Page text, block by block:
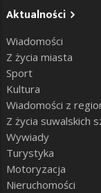
Aktualności
Wiadomości
Z życia miasta
Sport
Kultura
Wiadomości z
Z życia suwalskich
Wywiady
Turystyka
Motoryzacja
Nieruchomości